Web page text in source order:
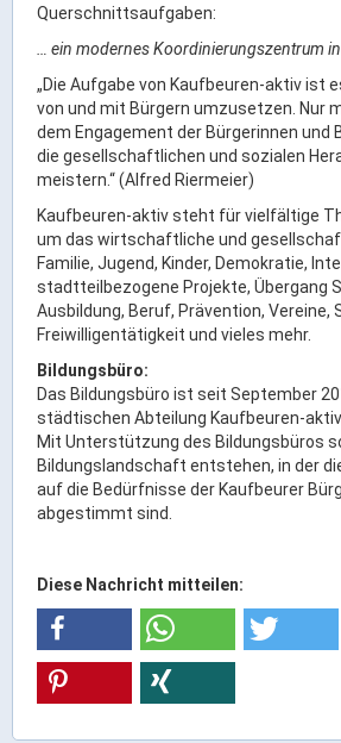
Stadtrat &
Beauftragte des
Abteilungen &
Ortsrecht &
Bauleitplanung &
Stellenangebote
Haushaltsplan
Stadt & Freizeit
Bildung & Erziehung
Freizeiteinrichtungen
Veranstaltungsräume
Querschnittsaufgaben:
… ein modernes Koordinierungszentrum
„Die Aufgabe von Kaufbeuren-aktiv ist
von und mit Bürgern umzusetzen. Nur
dem Engagement der Bürgerinnen und
die gesellschaftlichen und sozialen
meistern.“ (Alfred Riermeier)
Kaufbeuren-aktiv steht für vielfältige
um das wirtschaftliche und
Familie, Jugend, Kinder, Demokratie,
stadtteilbezogene Projekte, Übergang
Ausbildung, Beruf, Prävention, Vereine,
Freiwilligentätigkeit und vieles mehr.
Bildungsbüro:
Das Bildungsbüro ist seit September
städtischen Abteilung Kaufbeuren-aktiv.
Mit Unterstützung des Bildungsbüros
Bildungslandschaft entstehen, in der
auf die Bedürfnisse der Kaufbeurer
abgestimmt sind.
Diese Nachricht mitteilen: